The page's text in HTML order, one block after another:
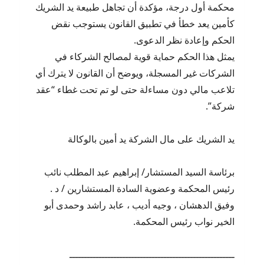
محكمة أول درجة، مؤكدة أن تجاهل طبيعة يد الشريك
كأمين يعد خطأ في تطبيق القانون يستوجب نقض
الحكم وإعادة نظر الدعوى.
يمثل هذا الحكم حماية قوية لمصالح الشركاء في
الشركات غير المسجلة، ويوضح أن القانون لا يترك أي
تلاعب مالي دون مساءلة حتى لو تم تحت غطاء “عقد
شركة”.
يد الشريك على مال الشركة يد أمين بالوكالة
برئاسة السيد المستشار/ إبراهيم عبد المطلب نائب
رئيس المحكمة وعضوية السادة المستشارين / د .
وفيق الدهشان ، وجيه أديب ، عابد راشد وحمدى أبو
الخير نواب رئيس المحكمة.
ــــــــــــــــــــــــــــــــــــــــــــــــــــــــ